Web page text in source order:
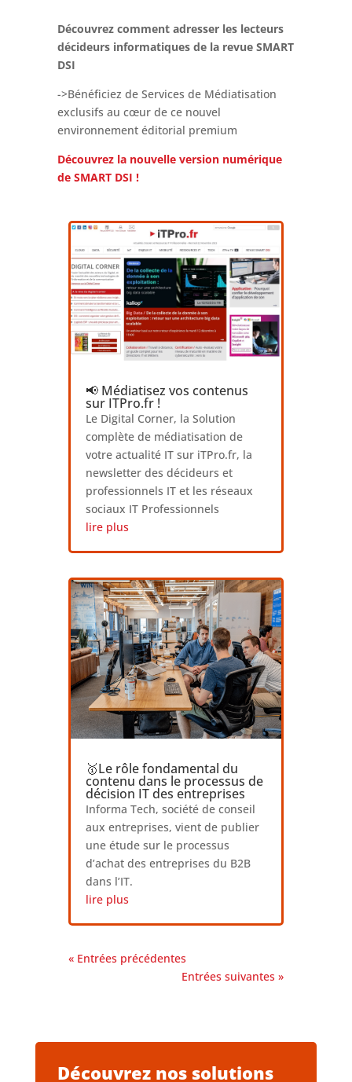
Découvrez comment adresser les lecteurs
décideurs informatiques de la revue SMART
DSI
->Bénéficiez de Services de Médiatisation
exclusifs au cœur de ce nouvel
environnement éditorial premium
Découvrez la nouvelle version numérique
de SMART DSI !
📢 Médiatisez vos contenus
sur ITPro.fr !
Le Digital Corner, la Solution
complète de médiatisation de
votre actualité IT sur iTPro.fr, la
newsletter des décideurs et
professionnels IT et les réseaux
sociaux IT Professionnels
lire plus
🥇Le rôle fondamental du
contenu dans le processus de
décision IT des entreprises
Informa Tech, société de conseil
aux entreprises, vient de publier
une étude sur le processus
d’achat des entreprises du B2B
dans l’IT.
lire plus
« Entrées précédentes
Entrées suivantes »
Découvrez nos solutions